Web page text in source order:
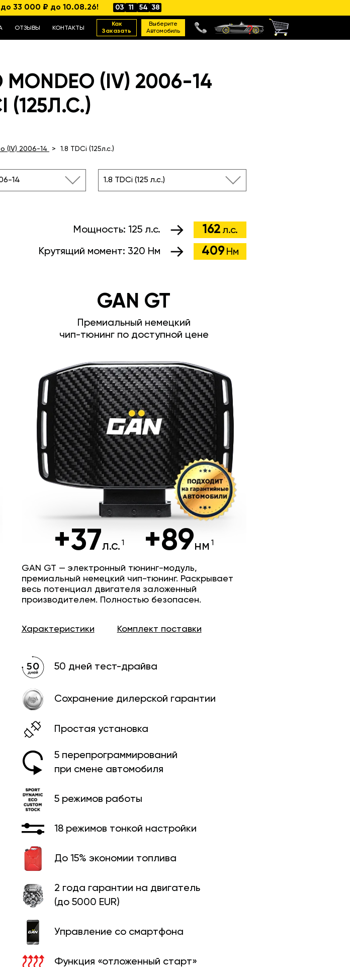
33 000 ₽ до 10.08.26! 03 11 54 37
ОТЗЫВЫ КОНТАКТЫ
Как
Заказать
Выберите
Автомобиль
(IV) 2006-14
(125Л.С.)
(IV) 2006-14 1.8 TDCi (125л.с.)
14 1.8 TDCi (125 л.с.)
Мощность: 125 л.с. 162 л.с.
Крутящий момент: 320 Нм 409 Нм
GAN GT
Премиальный немецкий
чип-тюнинг по доступной цене
+37л.с. +89нм
GAN GT — электронный тюнинг-модуль,
премиальный немецкий чип-тюнинг. Раскрывает
весь потенциал двигателя заложенный
производителем. Полностью безопасен.
Характеристики Комплект поставки
50 дней тест-драйва
Сохранение дилерской гарантии
Простая установка
5 перепрограмми­рований
при смене автомобиля
5 режимов работы
18 режимов тонкой настройки
До 15% экономии топлива
2 года гарантии на двигатель
(до 5000 EUR)
Управление со смартфона
Функция «отложенный старт»